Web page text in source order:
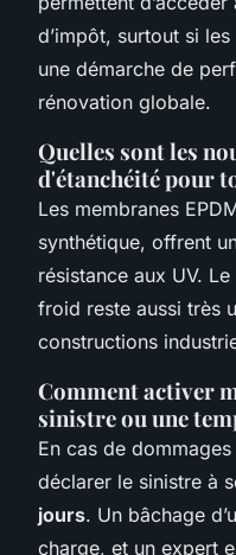
d’impôt, surtout si
une démarche de
rénovation globale.
Quelles sont les
d'étanchéité pour
Les membranes
synthétique, offrent
résistance aux UV.
froid reste aussi très
constructions
Comment activer
sinistre ou une
En cas de
déclarer le sinistre à
jours. Un bâchage
charge, et un expert